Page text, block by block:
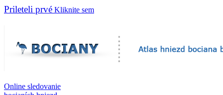
Prileteli prvé Kliknite sem
Online sledovanie